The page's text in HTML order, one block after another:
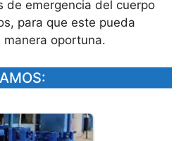
de emergencia del cuerpo
para que este pueda
manera oportuna.